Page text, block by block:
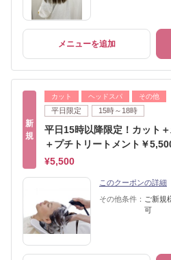
メニューを追加
新
規
カット ヘッドスパ その他
平日限定 15時～18時
平日15時以降限定！カット
＋プチトリートメント￥
¥5,500
このクーポンの詳細
その他条件： ご新規
可